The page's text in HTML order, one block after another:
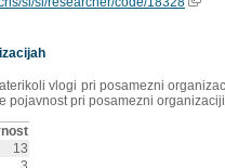
vlogi pri posamezni
pojavnost pri posamezni
13